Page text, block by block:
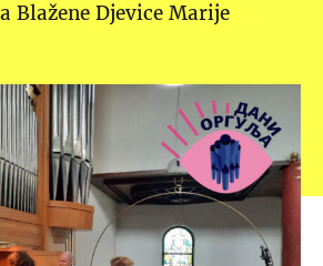
Blažene Djevice Marije